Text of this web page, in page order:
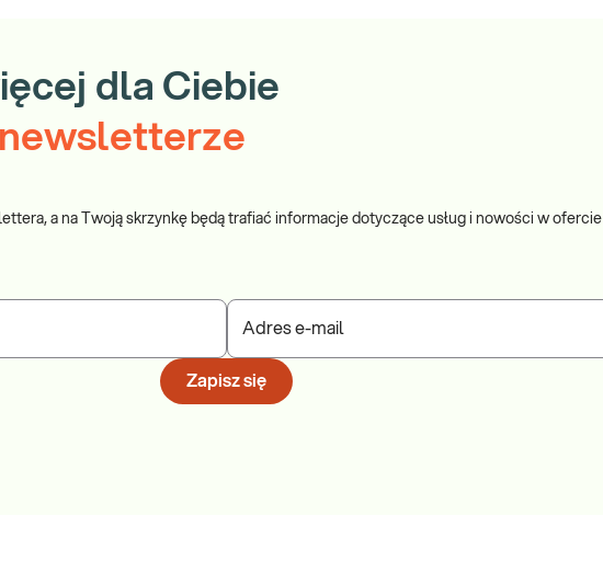
dla Ciebie
newsletterze
a na Twoją skrzynkę będą trafiać informacje dotyczące usług i nowości w ofercie
Adres e-mail
Zapisz się